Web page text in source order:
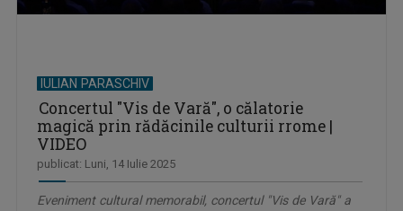
IULIAN PARASCHIV
Concertul "Vis de Vară", o călatorie
magică prin rădăcinile culturii rrome |
VIDEO
publicat: Luni, 14 Iulie 2025
Eveniment cultural memorabil, concertul "Vis de Vară" a